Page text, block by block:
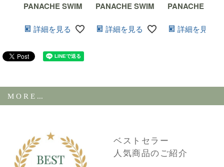
PANACHE SWIM
詳細を見る
PANACHE SWIM
詳細を見る
PANACHE
詳細を見る
M O R E ...
ベストセラー
人気商品のご紹介